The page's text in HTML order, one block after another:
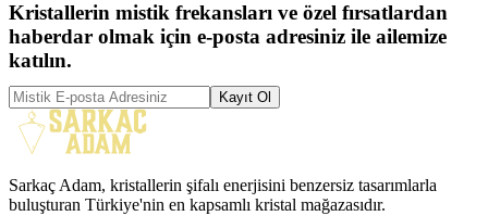
Kristallerin mistik frekansları ve özel fırsatlardan
haberdar olmak için e-posta adresiniz ile ailemize
katılın.
Kayıt Ol
Sarkaç Adam, kristallerin şifalı enerjisini benzersiz tasarımlarla
buluşturan Türkiye'nin en kapsamlı kristal mağazasıdır.